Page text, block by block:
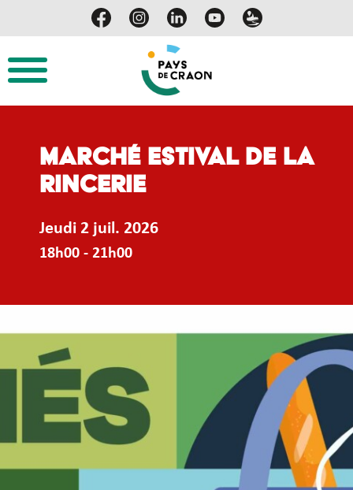
Marché estival de La
Rincerie
Jeudi 2 juil. 2026
18h00 - 21h00